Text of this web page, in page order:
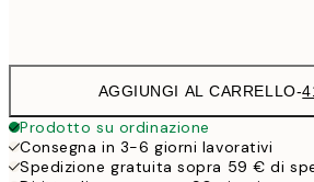
AGGIUNGI AL CARRELLO-
Prodotto su ordinazione
Consegna in 3-6 giorni lavorativi
Spedizione gratuita sopra 59 € di